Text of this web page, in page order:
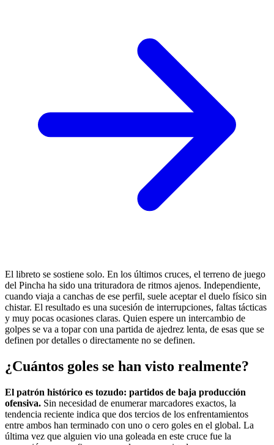
El libreto se sostiene solo. En los últimos cruces, el terreno de juego
del Pincha ha sido una trituradora de ritmos ajenos. Independiente,
cuando viaja a canchas de ese perfil, suele aceptar el duelo físico sin
chistar. El resultado es una sucesión de interrupciones, faltas tácticas
y muy pocas ocasiones claras. Quien espere un intercambio de
golpes se va a topar con una partida de ajedrez lenta, de esas que se
definen por detalles o directamente no se definen.
¿Cuántos goles se han visto realmente?
El patrón histórico es tozudo: partidos de baja producción
ofensiva. Sin necesidad de enumerar marcadores exactos, la
tendencia reciente indica que dos tercios de los enfrentamientos
entre ambos han terminado con uno o cero goles en el global. La
última vez que alguien vio una goleada en este cruce fue la